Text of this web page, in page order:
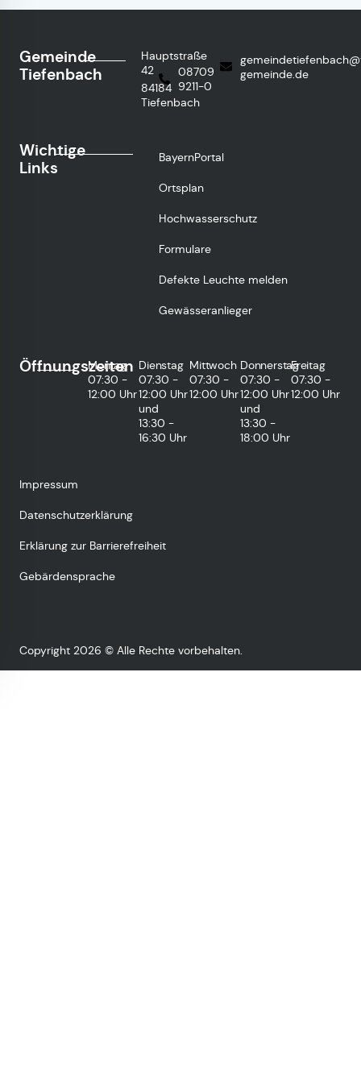
Gemeinde
Tiefenbach
Hauptstraße
42
84184
Tiefenbach
08709
9211-0
gemeinde.de
Wichtige
Links
BayernPortal
Ortsplan
Hochwasserschutz
Formulare
Defekte Leuchte melden
Gewässeranlieger
Öffnungszeiten
Montag
07:30 -
12:00 Uhr
Dienstag
07:30 -
12:00 Uhr
und
13:30 -
16:30 Uhr
Mittwoch
07:30 -
12:00 Uhr
Donnerstag
07:30 -
12:00 Uhr
und
13:30 -
18:00 Uhr
Freitag
07:30 -
12:00 Uhr
Impressum
Datenschutzerklärung
Erklärung zur Barrierefreiheit
Gebärdensprache
Copyright 2026 © Alle Rechte vorbehalten.